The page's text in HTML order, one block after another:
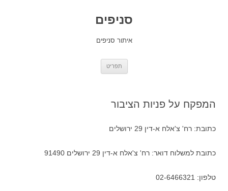
סניפים
איתור סניפים
תפריט
המפקח על פניות הציבור
כתובת: רח' צ'אלח א-דין 29 ירושלים
כתובת למשלוח דואר: רח' צ'אלח א-דין 29 ירושלים 91490
טלפון: 02-6466321